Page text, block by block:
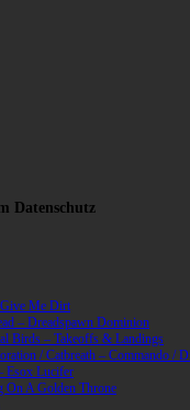
Datenschutz
Me Dirt
– Dreadspawn Dominion
Birds – Takeoffs & Landings
/ Catbreath – Commando /
Esox Lucifer
On A Golden Throne